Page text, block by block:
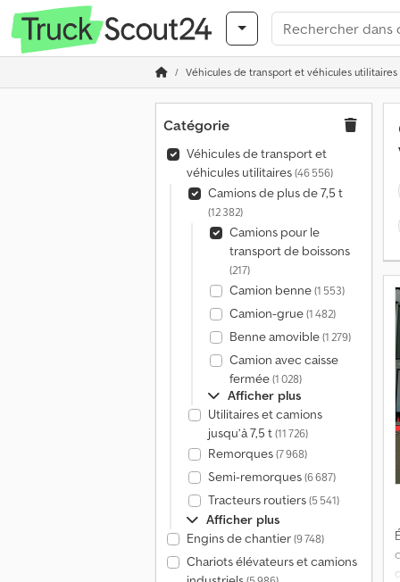
Véhicules de transport et véhicules utilitaires
Catégorie
Véhicules de transport et
véhicules utilitaires(46 556)
Camions de plus de 7,5 t
(12 382)
Camions pour le
transport de boissons
(217)
Camion benne(1 553)
Camion-grue(1 482)
Benne amovible(1 279)
Camion avec caisse
fermée(1 028)
Afficher plus
Utilitaires et camions
jusqu’à 7,5 t(11 726)
Remorques(7 968)
Semi-remorques(6 687)
Tracteurs routiers(5 541)
Afficher plus
Engins de chantier(9 748)
Chariots élévateurs et camions